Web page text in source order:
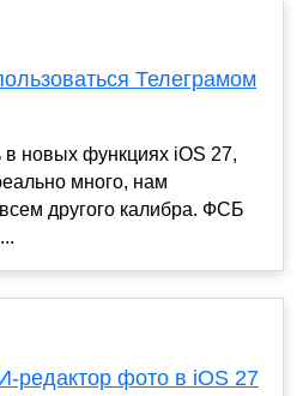
Телеграмом
новых функциях iOS 27,
много, нам
другого калибра. ФСБ
редактор фото в iOS 27